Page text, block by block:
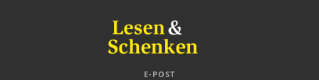
E-POST